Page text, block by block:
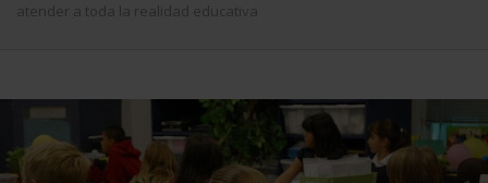
atender a toda la realidad educativa